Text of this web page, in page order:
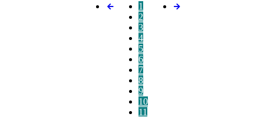
1
2
3
4
5
6
7
8
9
10
11